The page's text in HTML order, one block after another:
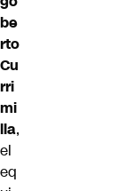
be
rto
Cu
rri
mi
lla,
el
eq